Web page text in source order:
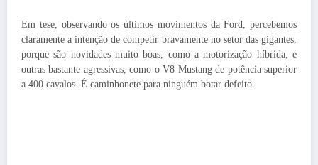
Em tese, observando os últimos movimentos da Ford, percebemos
claramente a intenção de competir bravamente no setor das gigantes,
porque são novidades muito boas, como a motorização híbrida, e
outras bastante agressivas, como o V8 Mustang de potência superior
a 400 cavalos. É caminhonete para ninguém botar defeito.